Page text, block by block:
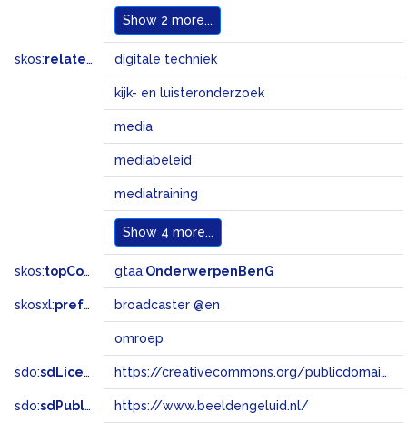
Show 2 more...
skos:related digitale techniek
kijk- en luisteronderzoek
media
mediabeleid
mediatraining
Show 4 more...
skos:topConceptOf gtaa:OnderwerpenBenG
skosxl:prefLabel broadcaster @en
omroep
sdo:sdLicense https://creativecommons.org/publicdomain/zero/1.0/
sdo:sdPublisher https://www.beeldengeluid.nl/